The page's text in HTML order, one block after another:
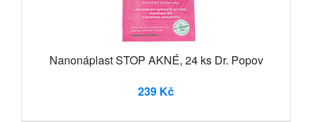
Nanonáplast STOP AKNÉ, 24 ks Dr. Popov
239 Kč